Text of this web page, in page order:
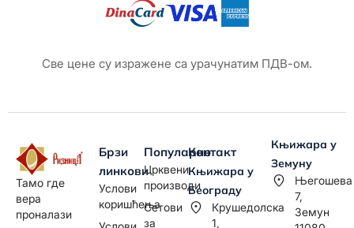
Све цене су изражене са урачунатим ПДВ-ом.
Тамо где
вера
проналази
Брзи
линкови
Услови
коришћења
Популарно
Црквени
производи
Сетови
за
Контакт
Књижара у
Београду
Крушедолска
1,
Књижара у
Земуну
Његошева
7,
Земун